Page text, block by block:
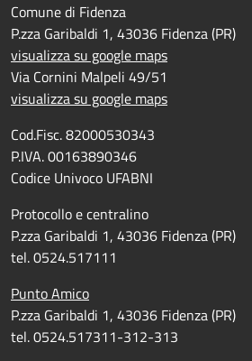
Comune di Fidenza
P.zza Garibaldi 1, 43036 Fidenza (PR)
visualizza su google maps
Via Cornini Malpeli 49/51
visualizza su google maps
Cod.Fisc. 82000530343
P.IVA. 00163890346
Codice Univoco UFABNI
Protocollo e centralino
P.zza Garibaldi 1, 43036 Fidenza (PR)
tel. 0524.517111
Punto Amico
P.zza Garibaldi 1, 43036 Fidenza (PR)
tel. 0524.517311-312-313